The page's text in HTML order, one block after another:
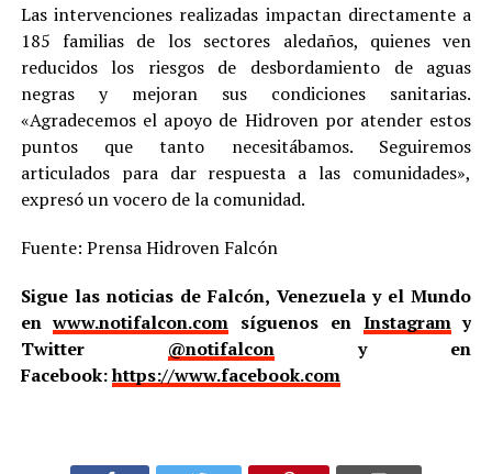
Las intervenciones realizadas impactan directamente a
185 familias de los sectores aledaños, quienes ven
reducidos los riesgos de desbordamiento de aguas
negras y mejoran sus condiciones sanitarias.
«Agradecemos el apoyo de Hidroven por atender estos
puntos que tanto necesitábamos. Seguiremos
articulados para dar respuesta a las comunidades»,
expresó un vocero de la comunidad.
Fuente: Prensa Hidroven Falcón
Sigue las noticias de Falcón, Venezuela y el Mundo
enwww.notifalcon.com síguenos en Instagramy
Twitter @notifalcony en
Facebook:https://www.facebook.com